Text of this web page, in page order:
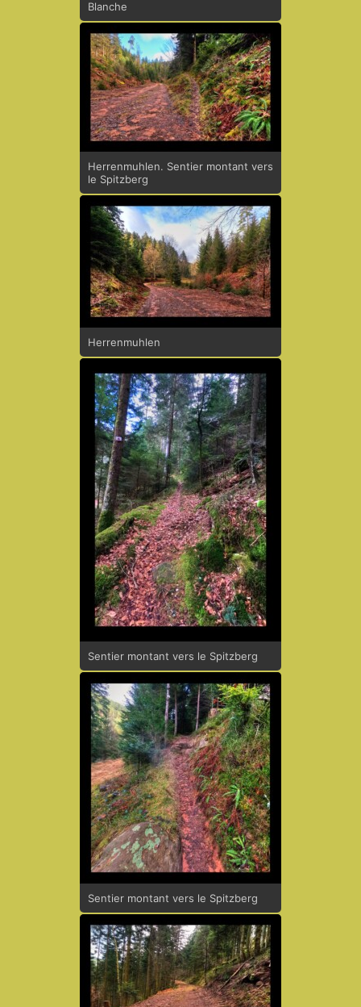
Blanche
Herrenmuhlen. Sentier montant vers
le Spitzberg
Herrenmuhlen
Sentier montant vers le Spitzberg
Sentier montant vers le Spitzberg